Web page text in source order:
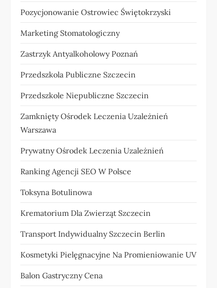
Pozycjonowanie Ostrowiec Świętokrzyski
Marketing Stomatologiczny
Zastrzyk Antyalkoholowy Poznań
Przedszkola Publiczne Szczecin
Przedszkole Niepubliczne Szczecin
Zamknięty Ośrodek Leczenia Uzależnień
Warszawa
Prywatny Ośrodek Leczenia Uzależnień
Ranking Agencji SEO W Polsce
Toksyna Botulinowa
Krematorium Dla Zwierząt Szczecin
Transport Indywidualny Szczecin Berlin
Kosmetyki Pielęgnacyjne Na Promieniowanie UV
Balon Gastryczny Cena